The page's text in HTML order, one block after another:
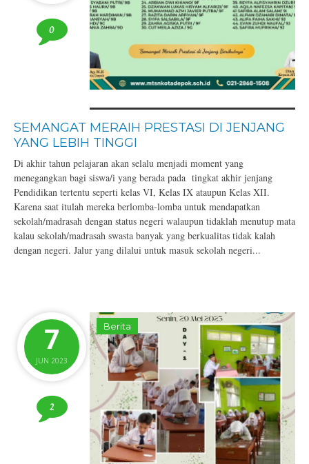
0
SEMANGAT MERAIH PRESTASI DI JENJANG
YANG LEBIH TINGGI
Di akhir tahun pelajaran akan selalu menjadi moment yang
menegangkan bagi siswa/i yang berada pada tingkat akhir jenjang
Pendidikan tertentu seperti kelas VI, Kelas IX ataupun Kelas XII.
Karena saat itulah mereka berlomba-lomba untuk mendapatkan
sekolah/madrasah dengan status negeri walaupun tidaklah menutup mata
kalau sekolah/madrasah swasta banyak yang berkualitas tidak kalah
dengan negeri. Jalur yang dilalui untuk masuk sekolah negeri...
7
JUN 2023
2
Berita